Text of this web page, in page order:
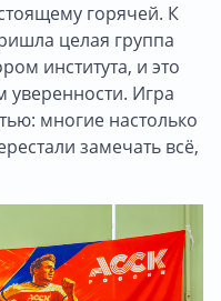
горячей. К
целая группа
института, и это
уверенности. Игра
многие настолько
замечать всё,